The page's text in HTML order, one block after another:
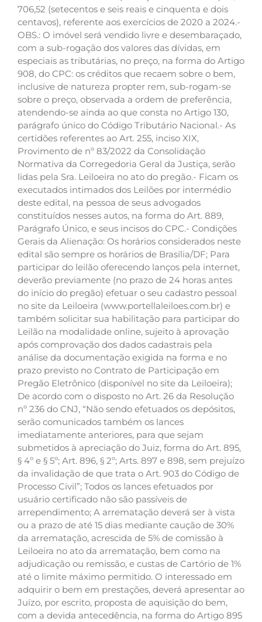
706,52 (setecentos e seis reais e cinquenta e dois
centavos), referente aos exercícios de 2020 a 2024.-
OBS.: O imóvel será vendido livre e desembaraçado,
com a sub-rogação dos valores das dívidas, em
especiais as tributárias, no preço, na forma do Artigo
908, do CPC: os créditos que recaem sobre o bem,
inclusive de natureza propter rem, sub-rogam-se
sobre o preço, observada a ordem de preferência,
atendendo-se ainda ao que consta no Artigo 130,
parágrafo único do Código Tributário Nacional.- As
certidões referentes ao Art. 255, inciso XIX,
Provimento de nº 83/2022 da Consolidação
Normativa da Corregedoria Geral da Justiça, serão
lidas pela Sra. Leiloeira no ato do pregão.- Ficam os
executados intimados dos Leilões por intermédio
deste edital, na pessoa de seus advogados
constituídos nesses autos, na forma do Art. 889,
Parágrafo Único, e seus incisos do CPC.- Condições
Gerais da Alienação: Os horários considerados neste
edital são sempre os horários de Brasília/DF; Para
participar do leilão oferecendo lanços pela internet,
deverão previamente (no prazo de 24 horas antes
do início do pregão) efetuar o seu cadastro pessoal
no site da Leiloeira (www.portellaleiloes.com.br) e
também solicitar sua habilitação para participar do
Leilão na modalidade online, sujeito à aprovação
após comprovação dos dados cadastrais pela
análise da documentação exigida na forma e no
prazo previsto no Contrato de Participação em
Pregão Eletrônico (disponível no site da Leiloeira);
De acordo com o disposto no Art. 26 da Resolução
nº 236 do CNJ, “Não sendo efetuados os depósitos,
serão comunicados também os lances
imediatamente anteriores, para que sejam
submetidos à apreciação do Juiz, forma do Art. 895,
§ 4º e § 5º; Art. 896, § 2º; Arts. 897 e 898, sem prejuízo
da invalidação de que trata o Art. 903 do Código de
Processo Civil”; Todos os lances efetuados por
usuário certificado não são passíveis de
arrependimento; A arrematação deverá ser à vista
ou a prazo de até 15 dias mediante caução de 30%
da arrematação, acrescida de 5% de comissão à
Leiloeira no ato da arrematação, bem como na
adjudicação ou remissão, e custas de Cartório de 1%
até o limite máximo permitido. O interessado em
adquirir o bem em prestações, deverá apresentar ao
Juízo, por escrito, proposta de aquisição do bem,
com a devida antecedência, na forma do Artigo 895